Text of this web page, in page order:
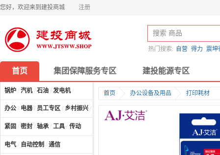
您好，欢迎来到建投商城 注册
热门搜索: 自营 得力 震坤
首页 集团保障服务专区 建投能源专区
锅炉 / 汽机/ 石油 / 发电机/
办公 / 电器 / 员工专区 / 乡村振兴 / 计算机及配件
紧固 / 密封 / 轴承 / 工具 / 传动
电气 / 自动控制 / 通信
首页 办公设备及用品 打印耗材